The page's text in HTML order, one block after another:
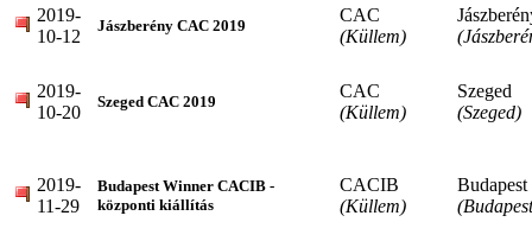
2019-
10-12
Jászberény CAC 2019
CAC
(Küllem)
2019-
10-20
Szeged CAC 2019
CAC
(Küllem)
Szeged
(Szeged)
2019-
11-29
Budapest Winner CACIB -
központi kiállítás
CACIB
(Küllem)
Budapest